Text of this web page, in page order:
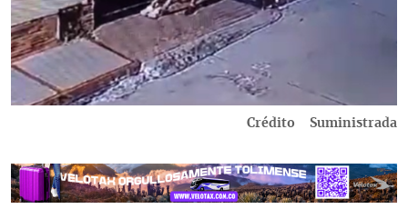
Crédito Suministrada